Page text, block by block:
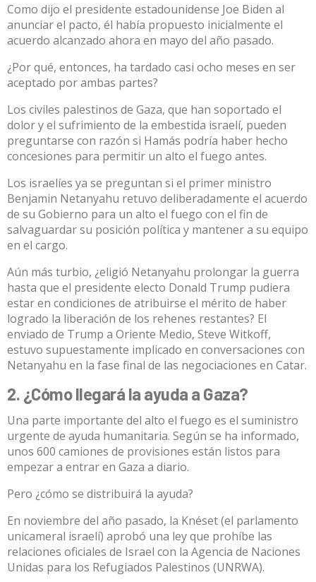
Como dijo el presidente estadounidense Joe Biden al
anunciarel pacto, él había propuesto inicialmente el
acuerdo alcanzado ahora en mayo del año pasado.
¿Por qué, entonces, ha tardado casi ocho meses en ser
aceptado por ambas partes?
Los civiles palestinos de Gaza, que han soportado el
dolor y el sufrimiento de la embestida israelí, pueden
preguntarse con razón si Hamás podría haber hecho
concesiones para permitir un alto el fuego antes.
Los israelíes ya se preguntan si el primer ministro
Benjamin Netanyahu retuvo deliberadamente el acuerdo
de su Gobierno para un alto el fuego con el fin de
salvaguardar su posición política y mantener a su equipo
en el cargo.
Aún más turbio, ¿eligió Netanyahu prolongar la guerra
hasta que el presidente electo Donald Trump pudiera
estar en condiciones de atribuirse el mérito de haber
logrado la liberación de los rehenes restantes? El
enviado de Trump a Oriente Medio, Steve Witkoff,
estuvo supuestamente implicado en conversaciones con
Netanyahu en la fase final de las negociaciones en Catar.
2. ¿Cómo llegará la ayuda a Gaza?
Una parte importante del alto el fuego es el suministro
urgente de ayuda humanitaria. Según se ha informado,
unos 600 camiones de provisiones están listos para
empezar a entrar en Gaza a diario.
Pero ¿cómo se distribuirá la ayuda?
En noviembre del año pasado, la Knéset (el parlamento
unicameral israelí) aprobó una ley que prohíbe las
relaciones oficiales de Israel con la Agencia de Naciones
Unidas para los Refugiados Palestinos (UNRWA).